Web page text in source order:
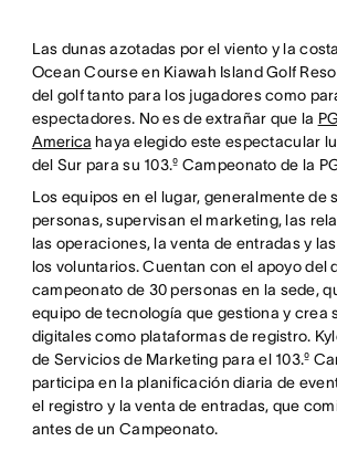
Las dunas azotadas por el viento y la
Ocean Course en Kiawah Island Golf
del golf tanto para los jugadores como
espectadores. No es de extrañar que la
America haya elegido este espectacular
del Sur para su 103.º Campeonato de la
Los equipos en el lugar, generalmente de
personas, supervisan el marketing, las
las operaciones, la venta de entradas y
los voluntarios. Cuentan con el apoyo del
campeonato de 30 personas en la sede,
equipo de tecnología que gestiona y crea
digitales como plataformas de registro.
de Servicios de Marketing para el 103.º
participa en la planificación diaria de
el registro y la venta de entradas, que
antes de un Campeonato.